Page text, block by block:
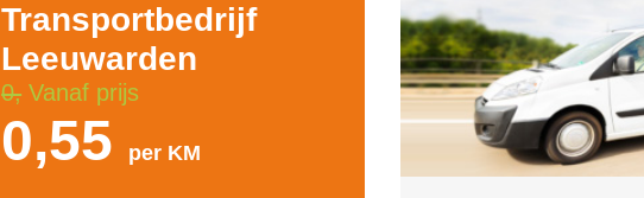
Transportbedrijf
Leeuwarden
0, Vanaf prijs
0,55 per KM